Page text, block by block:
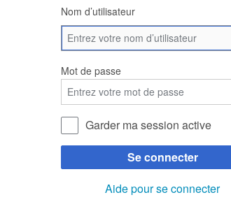
⚓️ now
⏳ SandBox
Nom d’utilisateur
Mot de passe
Garder ma session active
Se connecter
Aide pour se connecter